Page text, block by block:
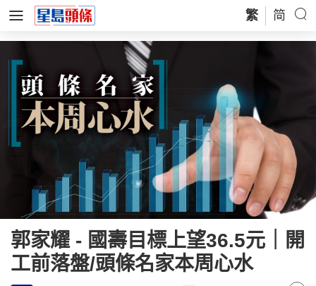
繁 简
郭家耀 - 國壽目標上望36.5元｜開
工前落盤/頭條名家本周心水